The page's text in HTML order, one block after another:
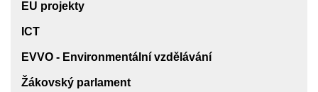
EU projekty
ICT
EVVO - Environmentální vzdělávání
Žákovský parlament